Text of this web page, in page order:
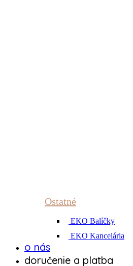
Ostatné
EKO Balíčky
EKO Kancelária
o nás
doručenie a platba